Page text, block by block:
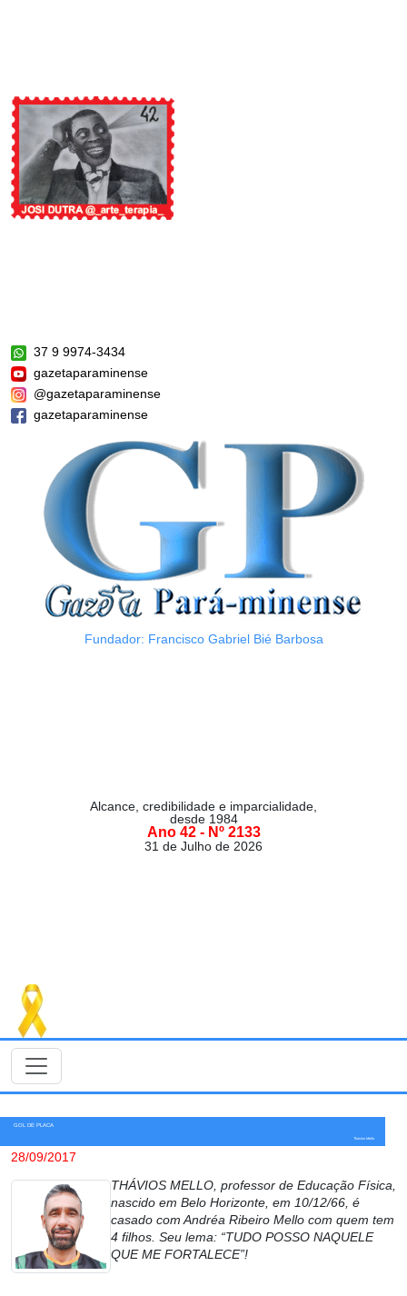
37 9 9974-3434
gazetaparaminense
@gazetaparaminense
gazetaparaminense
Fundador: Francisco Gabriel Bié Barbosa
Alcance, credibilidade e imparcialidade,
desde 1984
Ano 42 - Nº 2133
31 de Julho de 2026
GOL DE PLACA
Thávios Mello
28/09/2017
THÁVIOS MELLO, professor de Educação Física,
nascido em Belo Horizonte, em 10/12/66, é
casado com Andréa Ribeiro Mello com quem tem
4 filhos. Seu lema: “TUDO POSSO NAQUELE
QUE ME FORTALECE”!